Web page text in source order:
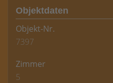
Objektdaten
Objekt-Nr.
7397
Zimmer
5